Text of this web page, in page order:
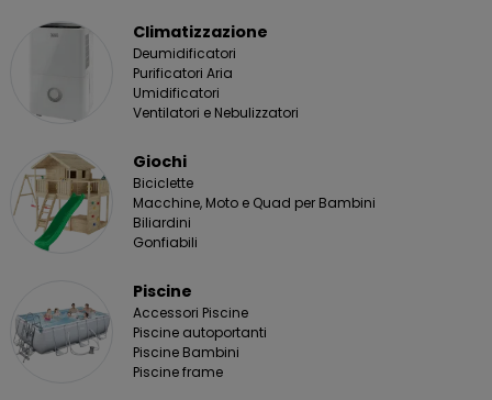
Climatizzazione
Deumidificatori
Purificatori Aria
Umidificatori
Ventilatori e Nebulizzatori
Giochi
Biciclette
Macchine, Moto e Quad per Bambini
Biliardini
Gonfiabili
Piscine
Accessori Piscine
Piscine autoportanti
Piscine Bambini
Piscine frame